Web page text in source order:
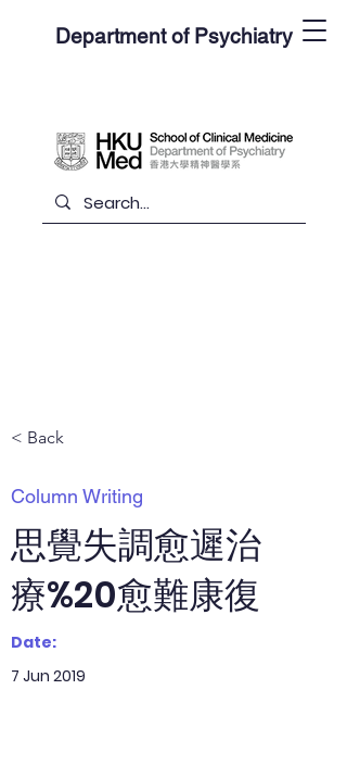
Department of Psychiatry
< Back
Column Writing
思覺失調愈遲治
療%20愈難康復
Date:
7 Jun 2019